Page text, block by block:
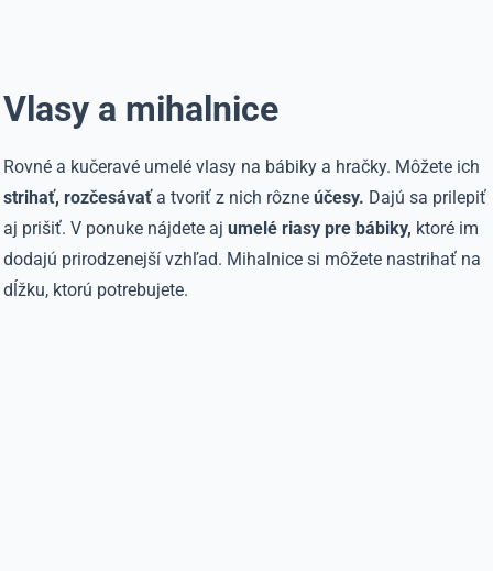
Vlasy a mihalnice
Rovné a kučeravé umelé vlasy na bábiky a hračky. Môžete ich
strihať, rozčesávaťa tvoriť z nich rôzneúčesy. Dajú sa prilepiť
aj prišiť. V ponuke nájdete ajumelé riasy pre bábiky, ktoré im
dodajú prirodzenejší vzhľad. Mihalnice si môžete nastrihať na
dĺžku, ktorú potrebujete.